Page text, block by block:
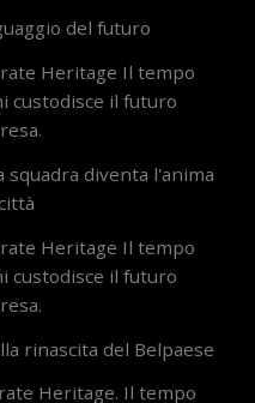
del futuro
Heritage Il tempo
custodisce il futuro
squadra diventa l'anima
Heritage Il tempo
custodisce il futuro
rinascita del Belpaese
Heritage. Il tempo